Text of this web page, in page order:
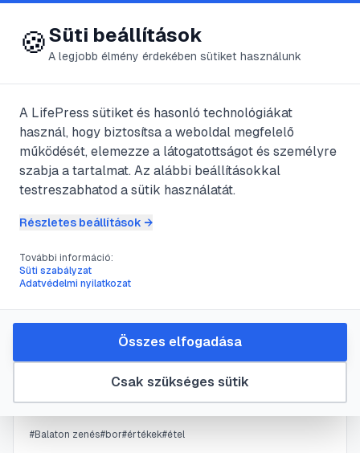
😍 LifePress
🏷️#kerékpár
6cikk található ezzel a címkével
Hogyan mérjük le a kerékpár
vázméretét helyesen
A tökéletes kerékpározási élmény alapja a
testalkatunknak megfelelő vázméret
kiválasztása. Egy rosszul megválasztott méret
nemcsak kényelmetlen, de hosszú távon
lépésről lépésre meghatározni az ideális méretet,
legyen szó bármilyen típusú kerékpárról.
UnCoNNeCtED•
13.
•
olvasás
#Balaton zenés#bor#értékek#étel
🍪Süti beállítások
A legjobb élmény érdekében sütiket használunk
A LifePress sütiket és hasonló technológiákat
használ, hogy biztosítsa a weboldal megfelelő
működését, elemezze a látogatottságot és személyre
szabja a tartalmat. Az alábbi beállításokkal
testreszabhatod a sütik használatát.
Részletes beállítások →
További információ:
Süti szabályzat
Adatvédelmi nyilatkozat
Csak szükséges sütik
Összes elfogadása